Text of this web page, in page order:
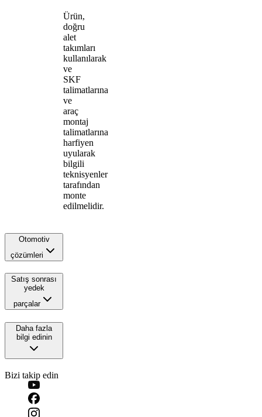
Ürün,
doğru
alet
takımları
kullanılarak
ve
SKF
talimatlarına
ve
araç
montaj
talimatlarına
harfiyen
uyularak
bilgili
teknisyenler
tarafından
monte
edilmelidir.
Otomotiv
çözümleri
Satış sonrası
yedek
parçalar
Daha fazla
bilgi edinin
Bizi takip edin